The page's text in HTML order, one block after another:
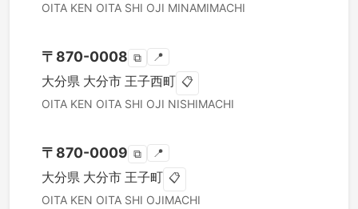
OITA KEN OITA SHI OJI MINAMIMACHI
〒 870-0008 ⧉ 📍
大分県 大分市 王子西町 📋
OITA KEN OITA SHI OJI NISHIMACHI
〒 870-0009 ⧉ 📍
大分県 大分市 王子町 📋
OITA KEN OITA SHI OJIMACHI